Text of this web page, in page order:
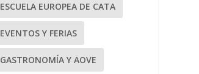
ESCUELA EUROPEA DE CATA
EVENTOS Y FERIAS
GASTRONOMÍA Y AOVE